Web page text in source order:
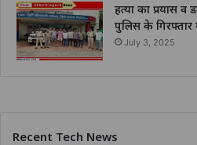
हत्या का प्रयास
पुलिस के गिरफ्तार
July 3, 2025
Recent Tech News